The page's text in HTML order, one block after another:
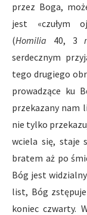
przez Boga,
jest «czułym
(Homilia 40, 3
serdecznym
tego drugiego
prowadzące ku
przekazany nam
nie tylko
wciela się, staje
bratem aż po
Bóg jest
list, Bóg
koniec czwarty.